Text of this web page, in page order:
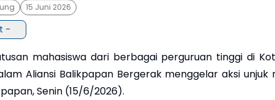
15 Juni 2026
-
mahasiswa dari berbagai perguruan tinggi di
Aliansi Balikpapan Bergerak menggelar aksi unjuk
Senin (15/6/2026).